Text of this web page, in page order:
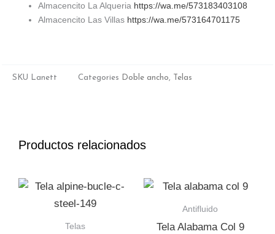
Almacencito La Alqueria https://wa.me/573183403108
Almacencito Las Villas https://wa.me/573164701175
SKU Lanett Categories Doble ancho, Telas
Productos relacionados
Telas
Antifluido
Tela Alabama Col 9